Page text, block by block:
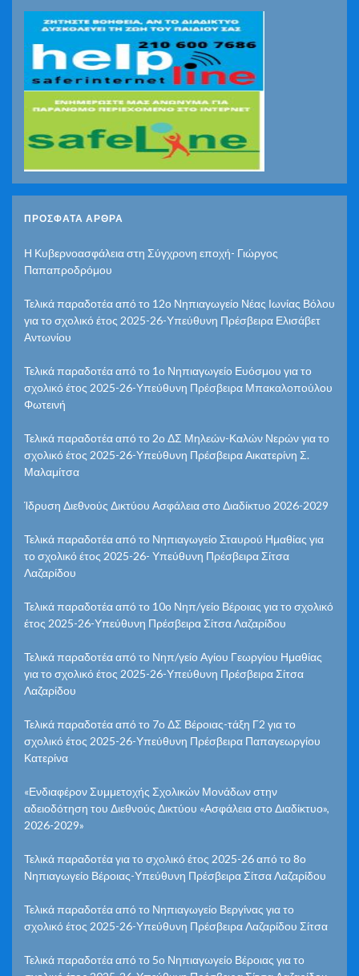
ΠΡΌΣΦΑΤΑ ΆΡΘΡΑ
Η Κυβερνοασφάλεια στη Σύγχρονη εποχή- Γιώργος
Παπαπροδρόμου
Τελικά παραδοτέα από το 12ο Νηπιαγωγείο Νέας Ιωνίας Βόλου
για το σχολικό έτος 2025-26-Υπεύθυνη Πρέσβειρα Ελισάβετ
Αντωνίου
Τελικά παραδοτέα από το 1ο Νηπιαγωγείο Ευόσμου για το
σχολικό έτος 2025-26-Υπεύθυνη Πρέσβειρα Μπακαλοπούλου
Φωτεινή
Τελικά παραδοτέα από το 2ο ΔΣ Μηλεών-Καλών Νερών για το
σχολικό έτος 2025-26-Υπεύθυνη Πρέσβειρα Αικατερίνη Σ.
Μαλαμίτσα
Ίδρυση Διεθνούς Δικτύου Ασφάλεια στο Διαδίκτυο 2026-2029
Τελικά παραδοτέα από το Νηπιαγωγείο Σταυρού Ημαθίας για
το σχολικό έτος 2025-26- Υπεύθυνη Πρέσβειρα Σίτσα
Λαζαρίδου
Τελικά παραδοτέα από το 10ο Νηπ/γείο Βέροιας για το σχολικό
έτος 2025-26-Υπεύθυνη Πρέσβειρα Σίτσα Λαζαρίδου
Τελικά παραδοτέα από το Νηπ/γείο Αγίου Γεωργίου Ημαθίας
για το σχολικό έτος 2025-26-Υπεύθυνη Πρέσβειρα Σίτσα
Λαζαρίδου
Τελικά παραδοτέα από το 7ο ΔΣ Βέροιας-τάξη Γ2 για το
σχολικό έτος 2025-26-Υπεύθυνη Πρέσβειρα Παπαγεωργίου
Κατερίνα
«Ενδιαφέρον Συμμετοχής Σχολικών Μονάδων στην
αδειοδότηση του Διεθνούς Δικτύου «Ασφάλεια στο Διαδίκτυο»,
2026-2029»
Τελικά παραδοτέα για το σχολικό έτος 2025-26 από το 8ο
Νηπιαγωγείο Βέροιας-Υπεύθυνη Πρέσβειρα Σίτσα Λαζαρίδου
Τελικά παραδοτέα από το Νηπιαγωγείο Βεργίνας για το
σχολικό έτος 2025-26-Υπεύθυνη Πρέσβειρα Λαζαρίδου Σίτσα
Τελικά παραδοτέα από το 5ο Νηπιαγωγείο Βέροιας για το